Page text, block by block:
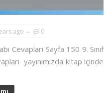
ago 0
Cevapları Sayfa 150 9. Sınıf
yayınımızda kitap içinde